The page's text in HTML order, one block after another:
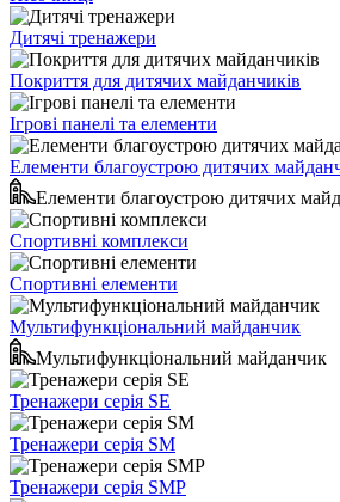
Дитячі тренажери
Покриття для дитячих майданчиків
Ігрові панелі та елементи
Елементи благоустрою дитячих
Елементи благоустрою дитячих
Спортивні комплекси
Спортивні елементи
Мультифункціональний майданчик
Мультифункціональний майданчик
Тренажери серія SE
Тренажери серія SM
Тренажери серія SMP